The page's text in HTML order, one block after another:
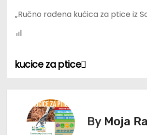
„Ručno rađena kućica za ptice iz
К
р
kucice za ptice
By Moja